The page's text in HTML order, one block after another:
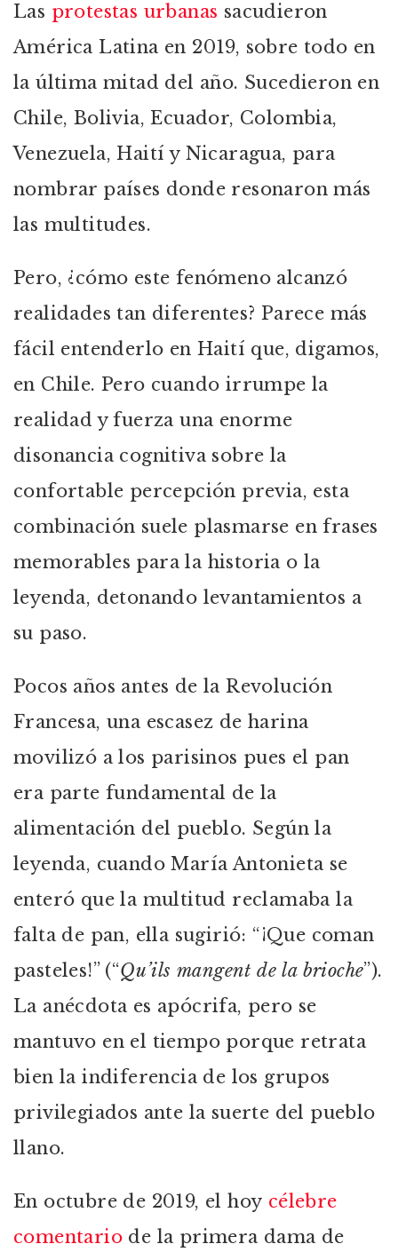
Las protestas urbanas sacudieron
América Latina en 2019, sobre todo en
la última mitad del año. Sucedieron en
Chile, Bolivia, Ecuador, Colombia,
Venezuela, Haití y Nicaragua, para
nombrar países donde resonaron más
las multitudes.
Pero, ¿cómo este fenómeno alcanzó
realidades tan diferentes? Parece más
fácil entenderlo en Haití que, digamos,
en Chile. Pero cuando irrumpe la
realidad y fuerza una enorme
disonancia cognitiva sobre la
confortable percepción previa, esta
combinación suele plasmarse en frases
memorables para la historia o la
leyenda, detonando levantamientos a
su paso.
Pocos años antes de la Revolución
Francesa, una escasez de harina
movilizó a los parisinos pues el pan
era parte fundamental de la
alimentación del pueblo. Según la
leyenda, cuando María Antonieta se
enteró que la multitud reclamaba la
falta de pan, ella sugirió: “¡Que coman
pasteles!” (“Qu’ils mangent de la brioche”).
La anécdota es apócrifa, pero se
mantuvo en el tiempo porque retrata
bien la indiferencia de los grupos
privilegiados ante la suerte del pueblo
llano.
En octubre de 2019, el hoy célebre
comentario de la primera dama de